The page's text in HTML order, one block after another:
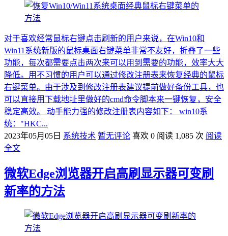
对于喜欢经常鼠标右键点击刷新的用户来说，在Win10和
Win11系统新版的鼠标桌面右键菜单非常不友好，折叠了一些
功能，每次都需要点击两次来可以用到需要的功能，效率大大
降低。用不习惯的用户可以通过修改注册表来恢复经典的鼠标
右键菜单。由于涉及到修改注册表建议提前做好备份工具，也
可以直接用下载地址里做好的cmd命令脚本来一键恢复，安全
稳定高效。 动手能力强的修改注册表内容如下： win10系
统："HKC...
2023年05月05日 系统技术 暂无评论 喜欢 0 阅读 1,085 次 阅读
全文
微软Edge浏览器开启高刷显示器可变刷
新率的方法